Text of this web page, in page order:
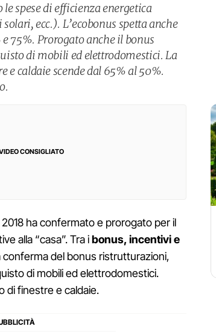
spese di efficienza energetica
ecc.). L’ecobonus spetta anche
75%. Prorogato anche il bonus
di mobili ed elettrodomestici. La
e caldaie scende dal 65% al 50%.
CONSIGLIATO
ha confermato e prorogato per il
alla “casa”. Tra ibonus, incentivi e
conferma del bonus ristrutturazioni,
di mobili ed elettrodomestici.
di finestre e caldaie.